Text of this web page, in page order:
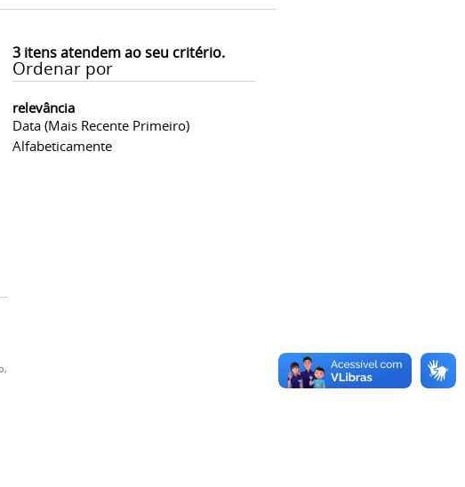
3itens atendem ao seu critério.
Ordenar por
relevância
Data (mais Recente Primeiro)
Alfabeticamente
,